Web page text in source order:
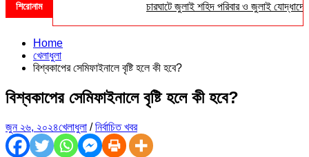
শিরোনাম চারঘাটে জুলাই শহিদ পরিবার ও জুলাই যোদ্ধাদের
Home
খেলাধুলা
বিশ্বকাপের সেমিফাইনালে বৃষ্টি হলে কী হবে?
বিশ্বকাপের সেমিফাইনালে বৃষ্টি হলে কী হবে?
জুন ২৬, ২০২৪খেলাধুলা /নির্বাচিত খবর